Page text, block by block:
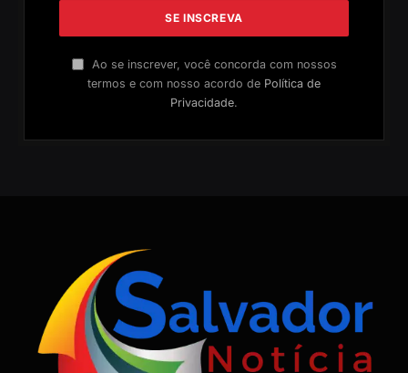
Ao se inscrever, você concorda com nossos
termos e com nosso acordo de Política de
Privacidade.